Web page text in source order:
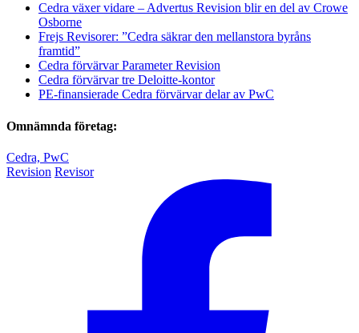
Cedra växer vidare – Advertus Revision blir en del av Crowe
Osborne
Frejs Revisorer: ”Cedra säkrar den mellanstora byråns
framtid”
Cedra förvärvar Parameter Revision
Cedra förvärvar tre Deloitte-kontor
PE-finansierade Cedra förvärvar delar av PwC
Omnämnda företag:
Cedra, PwC
Revision Revisor